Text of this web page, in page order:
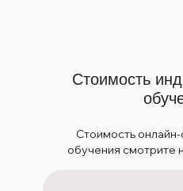
Стоимость
Стоимость
обучения смотрите